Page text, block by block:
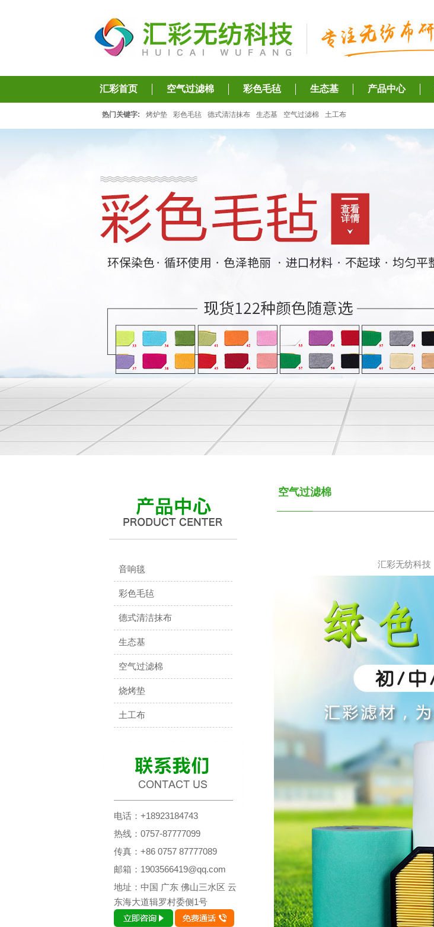
汇彩首页 空气过滤棉 彩色毛毡 生态基 产品中心
热门关键字: 烤炉垫 彩色毛毡 德式清洁抹布 生态基 空气过滤棉 土工布
音响毯
彩色毛毡
德式清洁抹布
生态基
空气过滤棉
烧烤垫
土工布
电话：+18923184743
热线：0757-87777099
传真：+86 0757 87777089
邮箱：1903566419@qq.com
地址：中国 广东 佛山三水区 云
东海大道辑罗村委侧1号
空气过滤棉
汇彩无纺科技